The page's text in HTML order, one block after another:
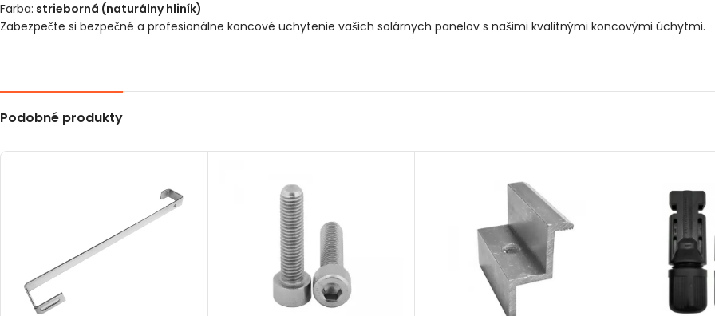
Farba: strieborná (naturálny hliník)
Zabezpečte si bezpečné a profesionálne koncové uchytenie vašich solárnych panelov s našimi kvalitnými koncovými úchytmi.
Podobné produkty